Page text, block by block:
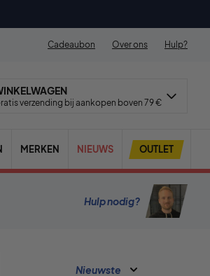
Cadeaubon Over ons Hulp?
verzending bij aankopen boven 79 €
MERKEN NIEUWS OUTLET
Hulp nodig?
Nieuwste